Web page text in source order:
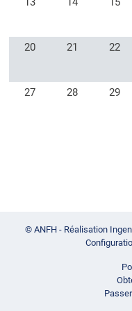
Aucun événement, lundi
20 Aucun
21 22
Aucun événement, lundi
27 Aucun
28 29
© ANFH - Réalisation